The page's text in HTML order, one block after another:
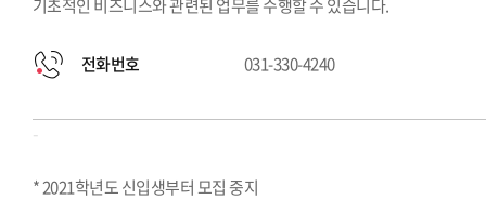
기초적인 비즈니스와 관련된 업무를 수행할 수 있습니다.
전화번호 031-330-4240
-
* 2021학년도 신입생부터 모집 중지